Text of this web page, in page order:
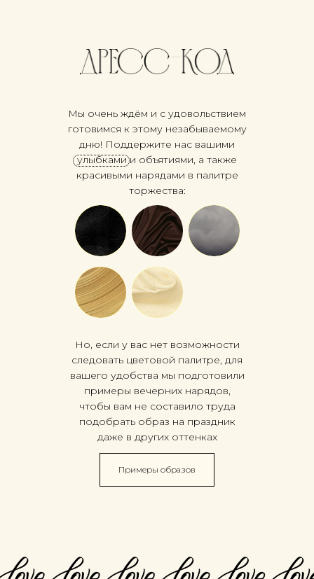
Но, если у вас нет возможности
следовать цветовой палитре, для
вашего удобства мы подготовили
примеры вечерних нарядов,
чтобы вам не составило труда
подобрать образ на праздник
даже в других оттенках
Мы очень ждём и с удовольствием
готовимся к этому незабываемому
дню! Поддержите нас вашими
улыбками и объятиями, а также
красивыми нарядами в палитре
торжества:
Примеры образов